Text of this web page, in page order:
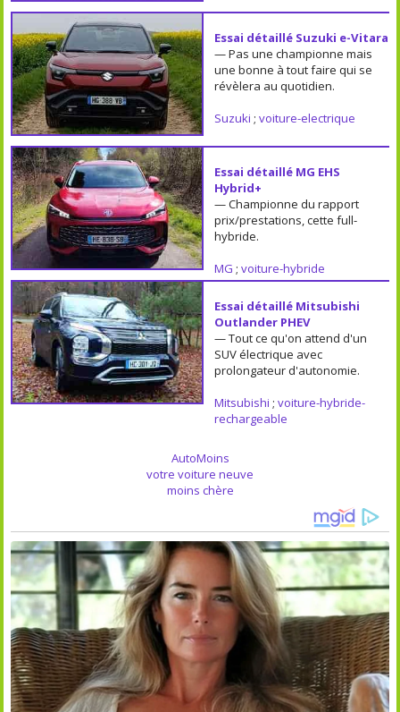
Essai détaillé Suzuki e-Vitara
— Pas une championne mais
une bonne à tout faire qui se
révèlera au quotidien.
Suzuki ; voiture-electrique
Essai détaillé MG EHS
Hybrid+
— Championne du rapport
prix/prestations, cette full-
hybride.
MG ; voiture-hybride
Essai détaillé Mitsubishi
Outlander PHEV
— Tout ce qu'on attend d'un
SUV électrique avec
prolongateur d'autonomie.
Mitsubishi ; voiture-hybride-
rechargeable
AutoMoins
votre voiture neuve
moins chère